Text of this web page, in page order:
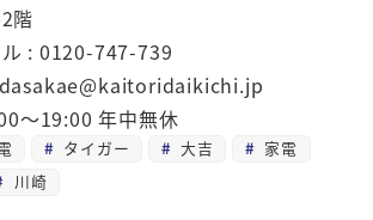
階
: 0120-747-739
～19:00 年中無休
タイガー 大吉
家電
川崎